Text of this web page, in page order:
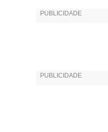
Direito. Foi
juiz José